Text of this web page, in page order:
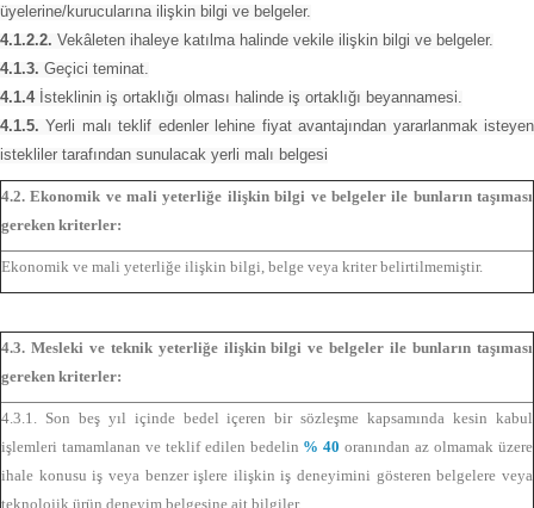
üyelerine/kurucularına ilişkin bilgi ve belgeler.
4.1.2.2. Vekâleten ihaleye katılma halinde vekile ilişkin bilgi ve belgeler.
4.1.3. Geçici teminat.
4.1.4İsteklinin iş ortaklığı olması halinde iş ortaklığı beyannamesi.
4.1.5. Yerli malı teklif edenler lehine fiyat avantajından yararlanmak isteyen
istekliler tarafından sunulacak yerli malı belgesi
4.2. Ekonomik ve mali yeterliğe ilişkin bilgi ve belgeler ile bunların taşıması
gereken kriterler:
Ekonomik ve mali yeterliğe ilişkin bilgi, belge veya kriter belirtilmemiştir.
4.3. Mesleki ve teknik yeterliğe ilişkin bilgi ve belgeler ile bunların taşıması
gereken kriterler:
4.3.1. Son beş yıl içinde bedel içeren bir sözleşme kapsamında kesin kabul
işlemleri tamamlanan ve teklif edilen bedelin % 40 oranından az olmamak üzere
ihale konusu iş veya benzer işlere ilişkin iş deneyimini gösteren belgelere veya
teknolojik ürün deneyim belgesine ait bilgiler.